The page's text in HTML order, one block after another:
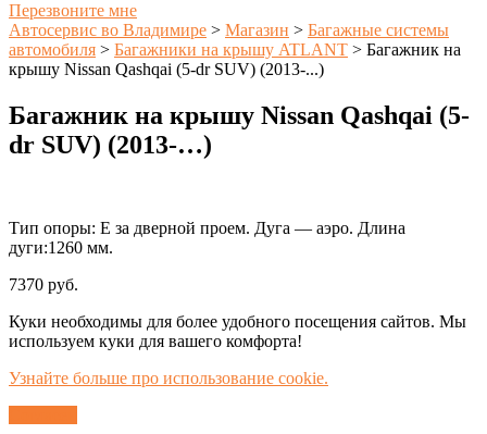
Перезвоните мне
Автосервис во Владимире > Магазин > Багажные системы
автомобиля > Багажники на крышу ATLANT > Багажник на
крышу Nissan Qashqai (5-dr SUV) (2013-...)
Багажник на крышу Nissan Qashqai (5-
dr SUV) (2013-…)
Тип опоры: E за дверной проем. Дуга — аэро. Длина
дуги:1260 мм.
7370 руб.
Куки необходимы для более удобного посещения сайтов. Мы
используем куки для вашего комфорта!
Узнайте больше про использование cookie.